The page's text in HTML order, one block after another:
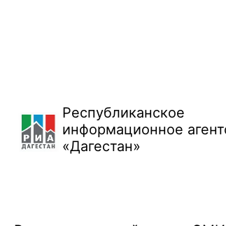
Республиканское
информационное
«Дагестан»